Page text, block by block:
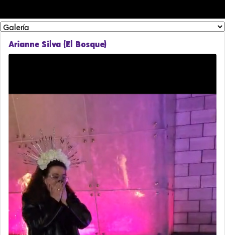
Arianne Silva (El Bosque)